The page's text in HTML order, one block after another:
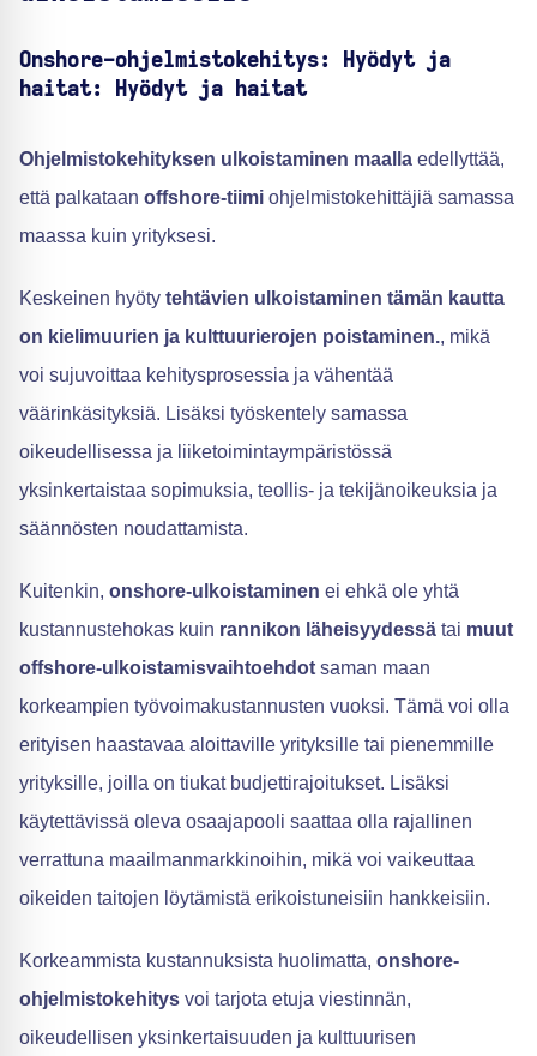
Onshore-ohjelmistokehitys: Hyödyt ja
haitat: Hyödyt ja haitat
Ohjelmistokehityksen ulkoistaminen maalla edellyttää,
että palkataan offshore-tiimi ohjelmistokehittäjiä samassa
maassa kuin yrityksesi.
Keskeinen hyöty tehtävien ulkoistaminen tämän kautta
on kielimuurien ja kulttuurierojen poistaminen., mikä
voi sujuvoittaa kehitysprosessia ja vähentää
väärinkäsityksiä. Lisäksi työskentely samassa
oikeudellisessa ja liiketoimintaympäristössä
yksinkertaistaa sopimuksia, teollis- ja tekijänoikeuksia ja
säännösten noudattamista.
Kuitenkin, onshore-ulkoistaminen ei ehkä ole yhtä
kustannustehokas kuin rannikon läheisyydessä tai muut
offshore-ulkoistamisvaihtoehdot saman maan
korkeampien työvoimakustannusten vuoksi. Tämä voi olla
erityisen haastavaa aloittaville yrityksille tai pienemmille
yrityksille, joilla on tiukat budjettirajoitukset. Lisäksi
käytettävissä oleva osaajapooli saattaa olla rajallinen
verrattuna maailmanmarkkinoihin, mikä voi vaikeuttaa
oikeiden taitojen löytämistä erikoistuneisiin hankkeisiin.
Korkeammista kustannuksista huolimatta, onshore-
ohjelmistokehitys voi tarjota etuja viestinnän,
oikeudellisen yksinkertaisuuden ja kulttuurisen